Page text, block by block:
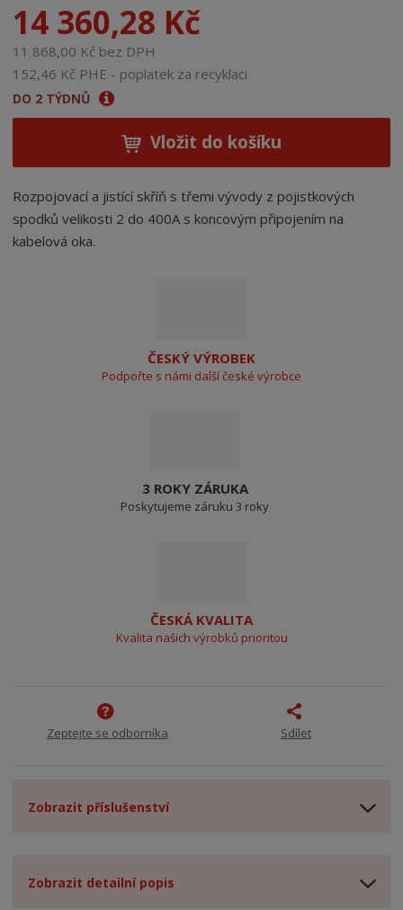
14 360,28 Kč
11 868,00 Kč bez DPH
152,46 Kč PHE - poplatek za recyklaci
DO 2 TÝDNŮ
Vložit do košíku
Rozpojovací a jistící skříň s třemi vývody z pojistkových
spodků velikosti 2 do 400A s koncovým připojením na
kabelová oka.
ČESKÝ VÝROBEK
Podpořte s námi další české výrobce
3 ROKY ZÁRUKA
Poskytujeme záruku 3 roky
ČESKÁ KVALITA
Kvalita našich výrobků prioritou
Zeptejte se odborníka Sdílet
Zobrazit příslušenství
Zobrazit detailní popis